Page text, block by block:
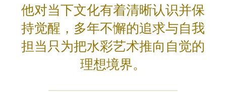
他对当下文化有着清晰认识并保
持觉醒，多年不懈的追求与自我
担当只为把水彩艺术推向自觉的
理想境界。